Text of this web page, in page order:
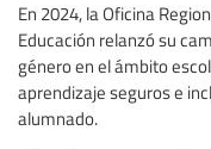
En 2024, la Oficina
Educación relanzó su
género en el ámbito
aprendizaje seguros e
alumnado.